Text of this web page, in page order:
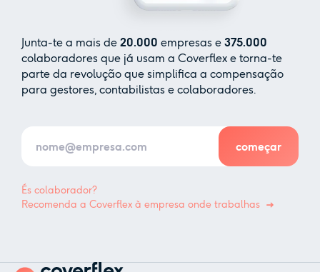
Junta-te a mais de 20.000 empresas e 375.000
colaboradores que já usam a Coverflex e torna-te
parte da revolução que simplifica a compensação
para gestores, contabilistas e colaboradores.
És colaborador?
Recomenda a Coverflex à empresa onde trabalhas